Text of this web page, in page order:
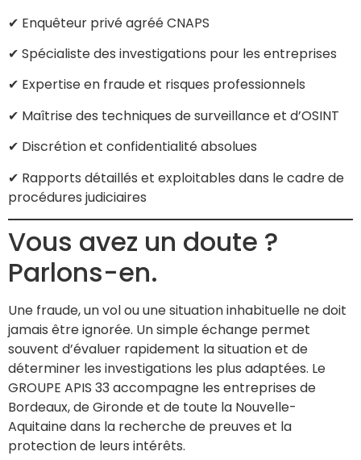
✔ Enquêteur privé agréé CNAPS
✔ Spécialiste des investigations pour les entreprises
✔ Expertise en fraude et risques professionnels
✔ Maîtrise des techniques de surveillance et d’OSINT
✔ Discrétion et confidentialité absolues
✔ Rapports détaillés et exploitables dans le cadre de
procédures judiciaires
Vous avez un doute ?
Parlons-en.
Une fraude, un vol ou une situation inhabituelle ne doit
jamais être ignorée. Un simple échange permet
souvent d’évaluer rapidement la situation et de
déterminer les investigations les plus adaptées. Le
GROUPE APIS 33 accompagne les entreprises de
Bordeaux, de Gironde et de toute la Nouvelle-
Aquitaine dans la recherche de preuves et la
protection de leurs intérêts.